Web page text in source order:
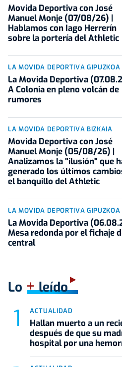
Movida Deportiva con José
Manuel Monje (07/08/26) |
Hablamos con Iago Herrerín
sobre la portería del Athletic
LA MOVIDA DEPORTIVA GIPUZKOA
La Movida Deportiva
A Colonia en pleno volcán de
rumores
LA MOVIDA DEPORTIVA BIZKAIA
Movida Deportiva con José
Manuel Monje (05/08/26) |
Analizamos la "ilusión" que
generado los últimos
el banquillo del Athletic
LA MOVIDA DEPORTIVA GIPUZKOA
La Movida Deportiva
Mesa redonda por el fichaje
central
Lo +leído
ACTUALIDAD
Hallan muerto a un
después de que su
hospital por una